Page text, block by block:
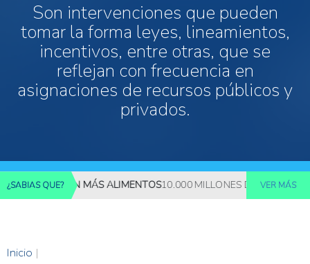
Son intervenciones que pueden
tomar la forma leyes, lineamientos,
incentivos, entre otras, que se
reflejan con frecuencia en
asignaciones de recursos públicos y
privados.
¿SABIAS QUE?MÁS ALIMENTOS10.000 MILLONES DE PERSONAS
VER MÁS
Inicio |